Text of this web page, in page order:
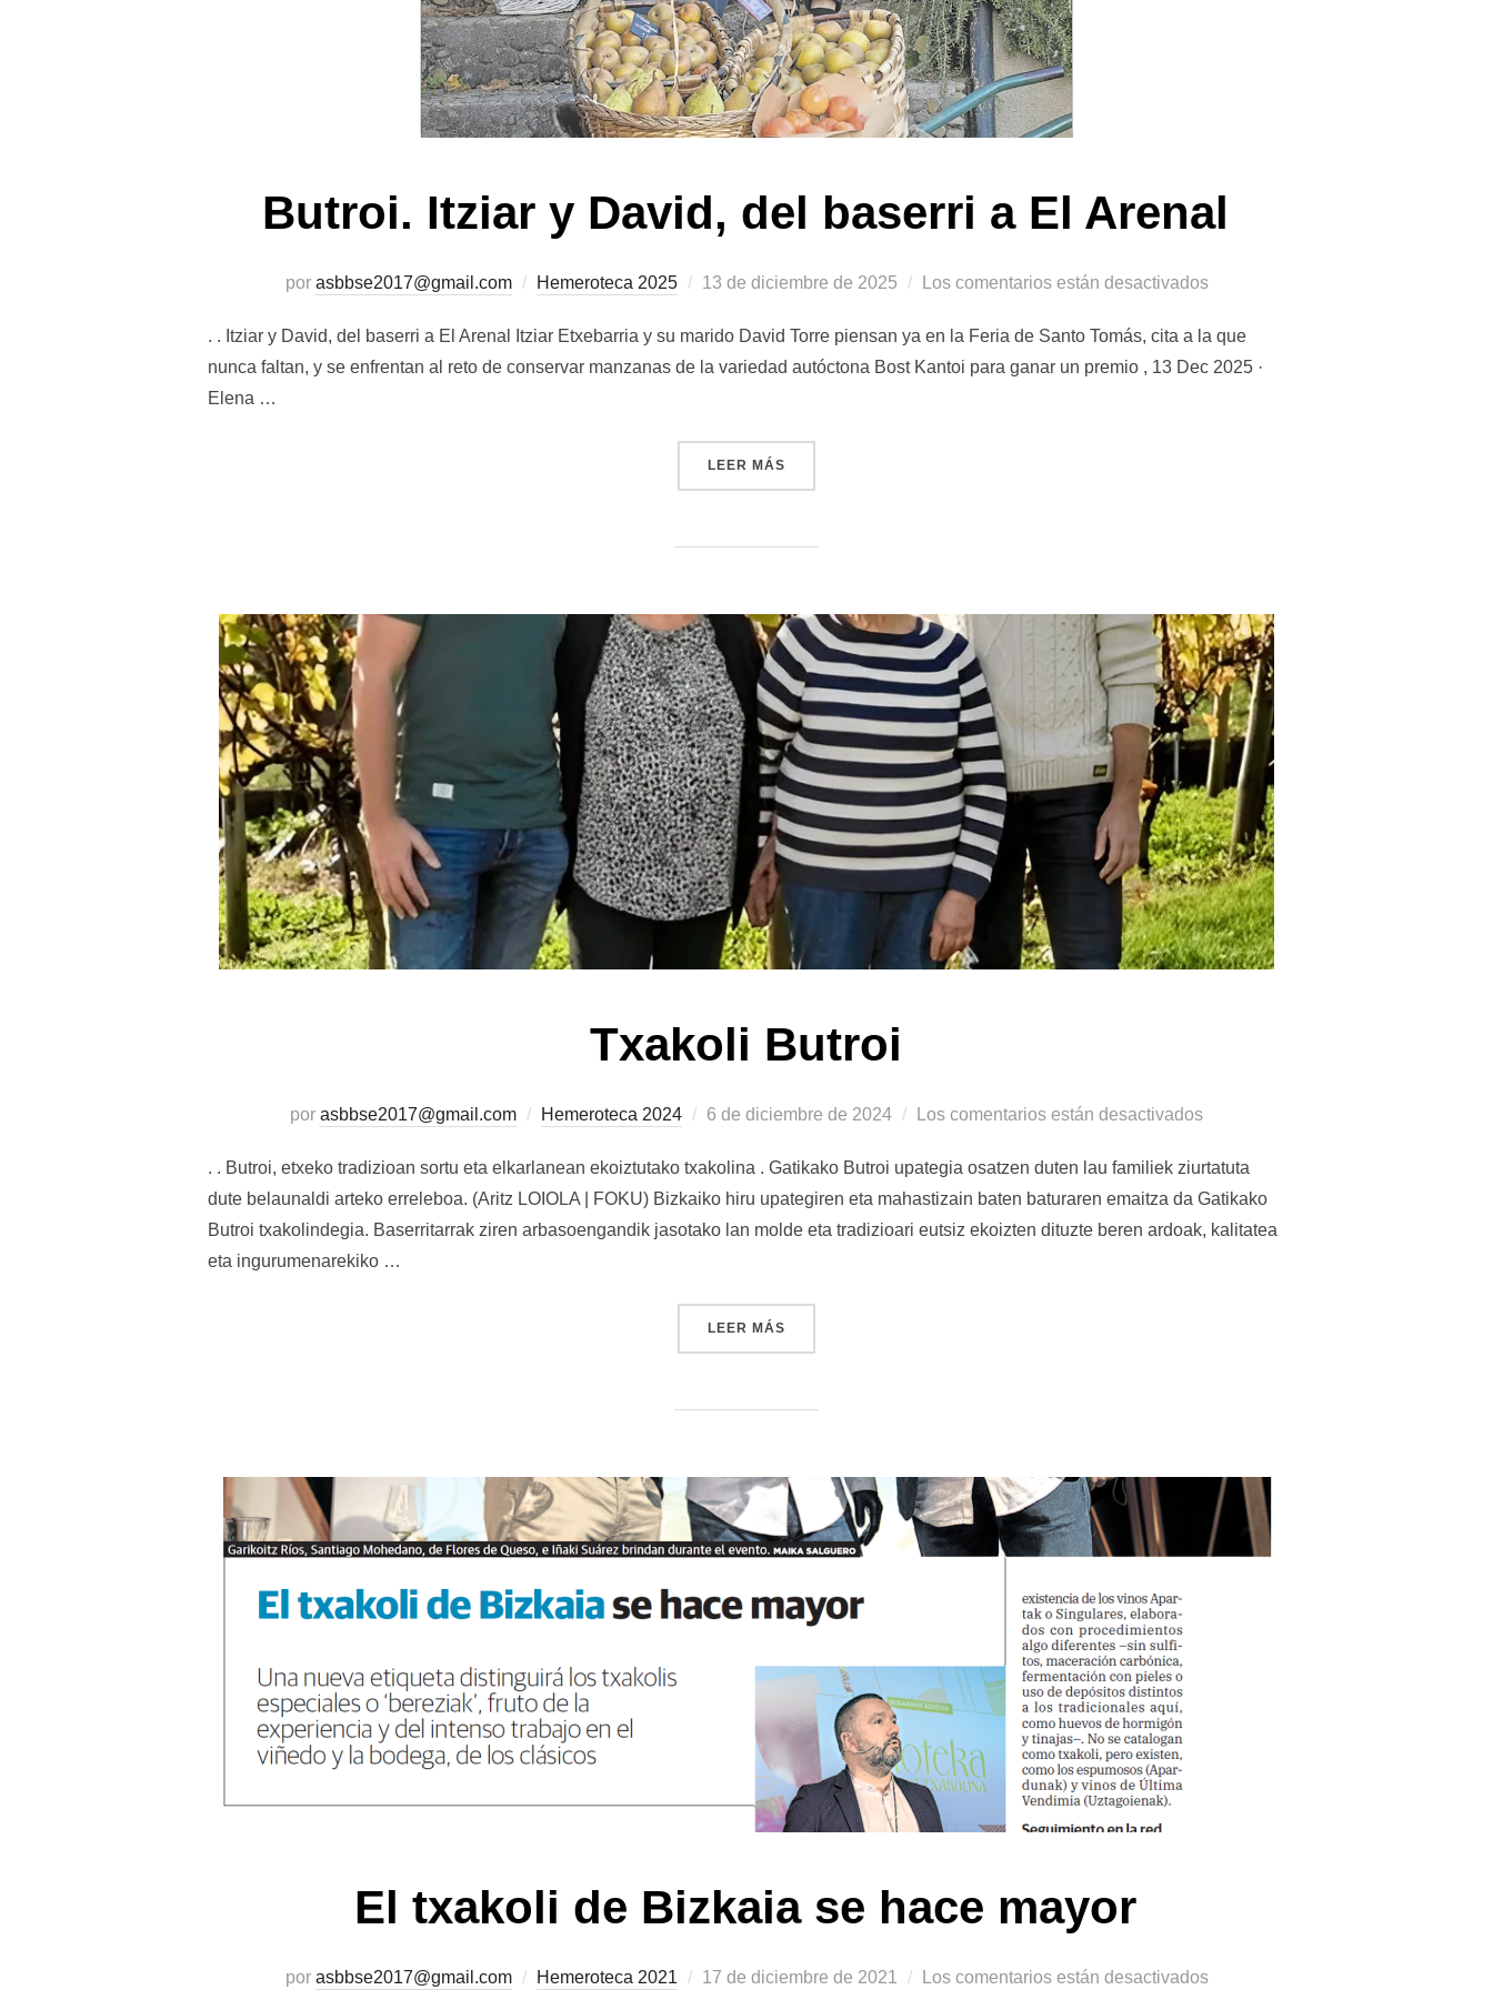
Butroi. Itziar y David, del baserri a El Arenal
por asbbse2017@gmail.com Hemeroteca 2025
Publicado
13 de diciembre de 2025 Los comentarios están desactivados
. . Itziar y David, del baserri a El Arenal Itziar Etxebarria y su marido David Torre piensan ya en la Feria de Santo Tomás, cita a la que
nunca faltan, y se enfrentan al reto de conservar manzanas de la variedad autóctona Bost Kantoi para ganar un premio , 13 Dec 2025 ·
Elena …
LEER MÁS
Txakoli Butroi
por asbbse2017@gmail.com Hemeroteca 2024
Publicado
6 de diciembre de 2024 Los comentarios están desactivados
. . Butroi, etxeko tradizioan sortu eta elkarlanean ekoiztutako txakolina . Gatikako Butroi upategia osatzen duten lau familiek ziurtatuta
dute belaunaldi arteko erreleboa. (Aritz LOIOLA | FOKU) Bizkaiko hiru upategiren eta mahastizain baten baturaren emaitza da Gatikako
Butroi txakolindegia. Baserritarrak ziren arbasoengandik jasotako lan molde eta tradizioari eutsiz ekoizten dituzte beren ardoak, kalitatea
eta ingurumenarekiko …
LEER MÁS
El txakoli de Bizkaia se hace mayor
por asbbse2017@gmail.com Hemeroteca 2021 Publicado
17 de diciembre de 2021 Los comentarios están desactivados